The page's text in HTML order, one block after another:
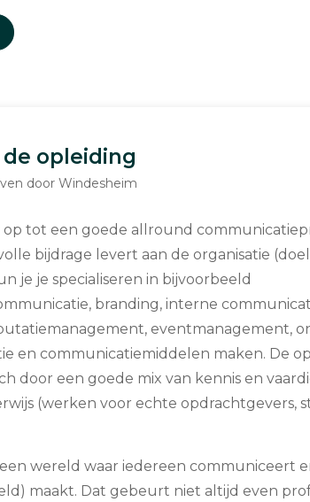
de opleiding
door Windesheim
op tot een goede allround
bijdrage levert aan de organisatie
je je specialiseren in bijvoorbeeld
branding, interne
eventmanagement,
en communicatiemiddelen maken. De
door een goede mix van kennis en
(werken voor echte opdrachtgevers,
wereld waar iedereen communiceert
maakt. Dat gebeurt niet altijd even